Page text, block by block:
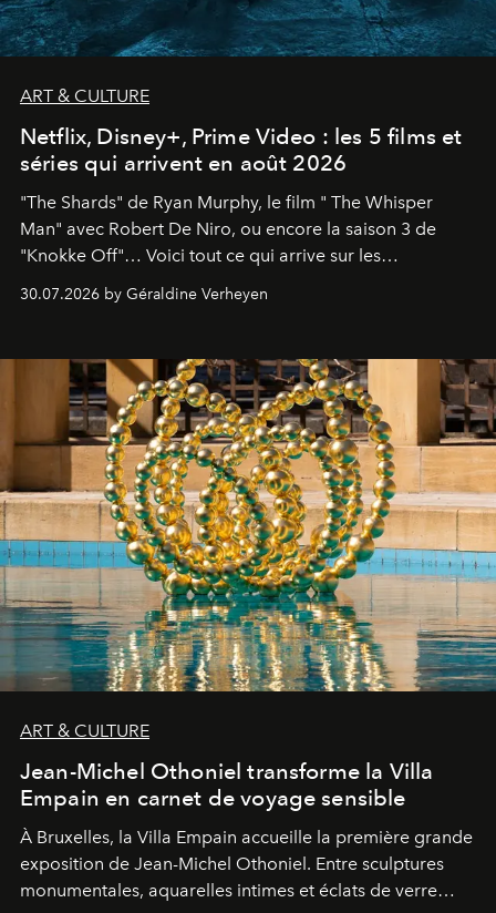
ART & CULTURE
Netflix, Disney+, Prime Video : les 5 films et
séries qui arrivent en août 2026
"The Shards" de Ryan Murphy, le film " The Whisper
Man" avec Robert De Niro, ou encore la saison 3 de
"Knokke Off"… Voici tout ce qui arrive sur les
30.07.2026 by Géraldine Verheyen
ART & CULTURE
Jean-Michel Othoniel transforme la Villa
Empain en carnet de voyage sensible
À Bruxelles, la Villa Empain accueille la première grande
exposition de Jean-Michel Othoniel. Entre sculptures
monumentales, aquarelles intimes et éclats de verre